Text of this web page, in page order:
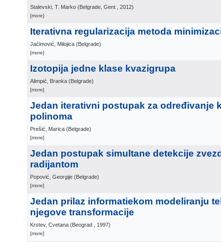
Stalevski, T. Marko (Belgrade, Gent , 2012)
[more]
Iterativna regularizacija metoda
Jaćimović, Milojica (Belgrade)
[more]
Izotopija jedne klase kvazigrupa
Alimpić, Branka (Belgrade)
[more]
Jedan iterativni postupak za određivanje
polinoma
Prešić, Marica (Belgrade)
[more]
Jedan postupak simultane detekcije
radijantom
Popović, Georgije (Belgrade)
[more]
Jedan prilaz informatiekom modeliranju
njegove transformacije
Krstev, Cvetana (Beograd , 1997)
[more]